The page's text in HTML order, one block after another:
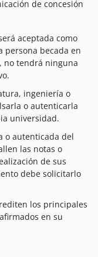
de concesión
aceptada como
persona becada en
no tendrá ninguna
ingeniería o
o autenticarla
universidad.
o autenticada del
las notas o
de sus
debe solicitarlo
los principales
en su